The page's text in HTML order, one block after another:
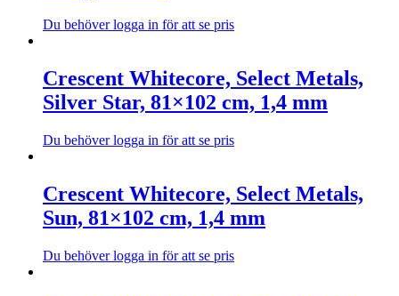
Du behöver logga in för att se pris
produkten
har
flera
De
olika
kan
väljas
på
produktsidan
Crescent Whitecore, Select Metals,
Silver Star, 81×102 cm, 1,4 mm
Du behöver logga in för att se pris
produkten
har
flera
De
olika
Crescent Whitecore, Select Metals,
Sun, 81×102 cm, 1,4 mm
Du behöver logga in för att se pris